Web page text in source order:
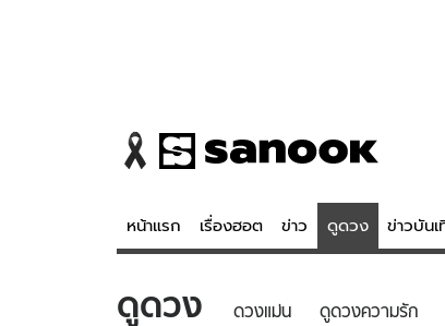
หน้าแรก เรื่องฮอต ข่าว ดูดวง ข่าวบันเ
ข่าว ดูดว
ดูดวง ดวงแม่น ดูดวงความรัก